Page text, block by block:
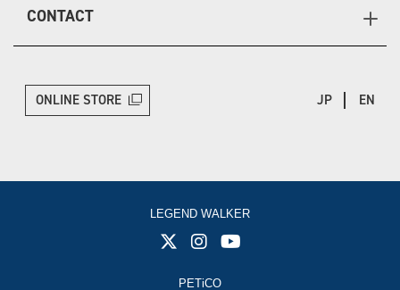
CONTACT
ONLINE STORE JP EN
LEGEND WALKER
PETiCO